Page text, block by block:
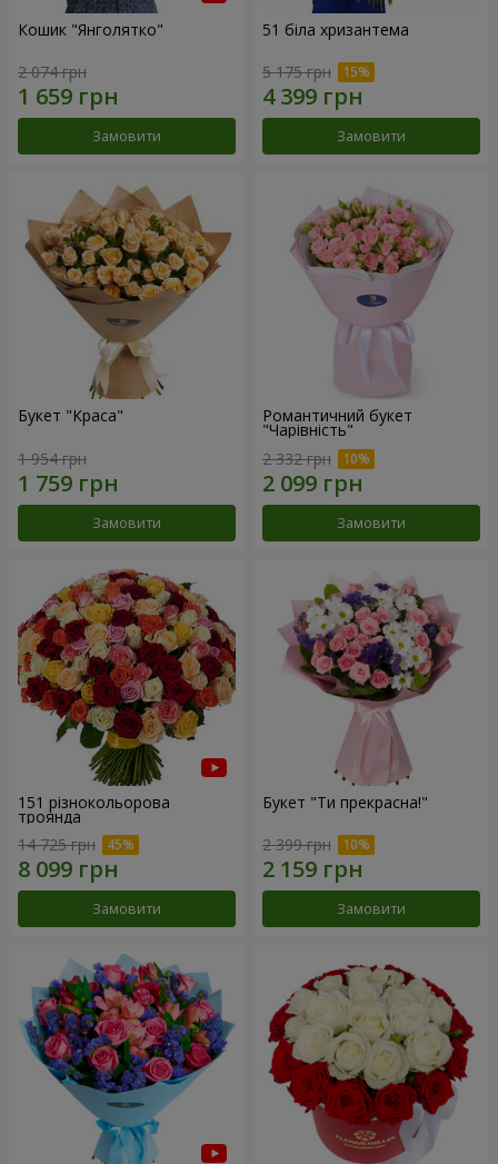
Кошик "Янголятко"
2 074 грн
Замовити
51 біла хризантема
5 175 грн
Замовити
Букет "Краса"
1 954 грн
Замовити
Романтичний букет
"Чарівність"
2 332 грн
Замовити
151 різнокольорова
троянда
14 725 грн
Замовити
Букет "Ти прекрасна!"
2 399 грн
Замовити